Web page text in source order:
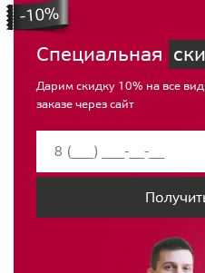
Специальная
Дарим скидку 10% на все
заказе через сайт